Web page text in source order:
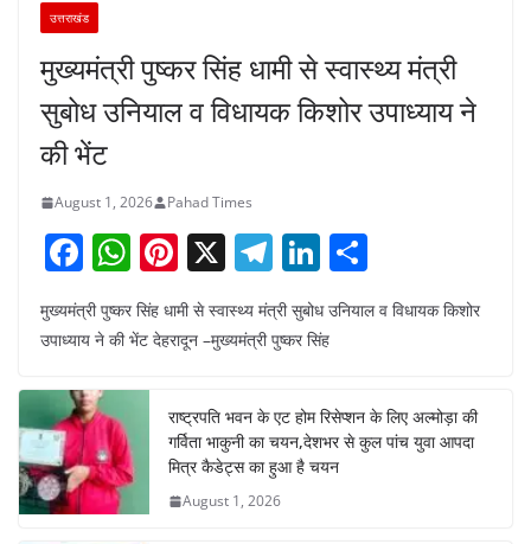
उत्तराखंड
मुख्यमंत्री पुष्कर सिंह धामी से स्वास्थ्य मंत्री
सुबोध उनियाल व विधायक किशोर उपाध्याय ने
की भेंट
August 1, 2026 Pahad Times
F
a
c
b
o
o
k
W
h
at
A
p
p
Pi
nt
er
e
st
X T
el
e
gr
a
m
Li
n
k
dI
n
ar
मुख्यमंत्री पुष्कर सिंह धामी से स्वास्थ्य मंत्री सुबोध उनियाल व विधायक किशोर
उपाध्याय ने की भेंट देहरादून –मुख्यमंत्री पुष्कर सिंह
राष्ट्रपति भवन के एट होम रिसेप्शन के लिए अल्मोड़ा की
गर्विता भाकुनी का चयन,देशभर से कुल पांच युवा आपदा
मित्र कैडेट्स का हुआ है चयन
August 1, 2026